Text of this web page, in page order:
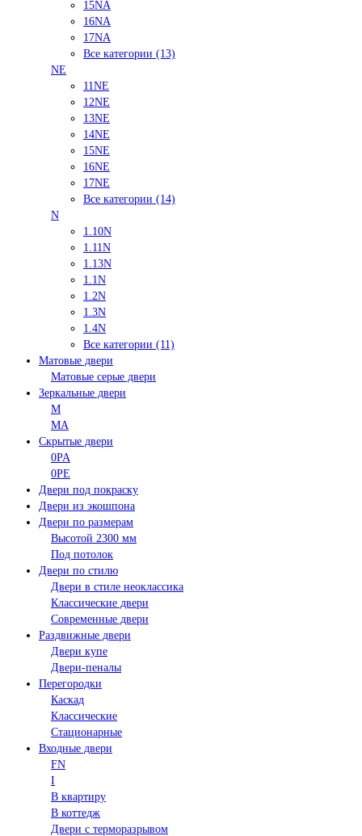
15NA
16NA
17NA
Все категории (13)
NE
11NE
12NE
13NE
14NE
15NE
16NE
17NE
Все категории (14)
N
1.10N
1.11N
1.13N
1.1N
1.2N
1.3N
1.4N
Все категории (11)
Матовые двери
Матовые серые двери
Зеркальные двери
M
MA
Скрытые двери
0PA
0PE
Двери под покраску
Двери из экошпона
Двери по размерам
Высотой 2300 мм
Под потолок
Двери по стилю
Двери в стиле неоклассика
Классические двери
Современные двери
Раздвижные двери
Двери купе
Двери-пеналы
Перегородки
Каскад
Классические
Стационарные
Входные двери
FN
I
В квартиру
В коттедж
Двери с терморазрывом